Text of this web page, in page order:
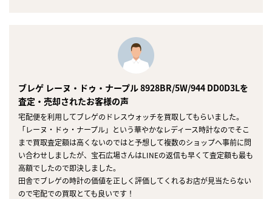
ブレゲ レーヌ・ドゥ・ナープル 8928BR/5W/944 DD0D3Lを
査定・売却されたお客様の声
宅配便を利用してブレゲのドレスウォッチを買取してもらいました。
「レーヌ・ドゥ・ナープル」という華やかなレディース時計なのでそこ
まで買取査定額は高くないのではと予想して複数のショップへ事前に問
い合わせしましたが、宝石広場さんはLINEの返信も早くて査定額も最も
高額でしたので即決しました。
田舎でブレゲの時計の価値を正しく評価してくれるお店が見当たらない
ので宅配での買取とても良いです！